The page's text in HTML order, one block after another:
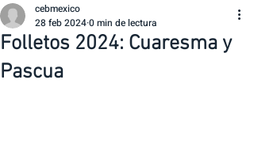
Folletos 2024: Cuaresma y
Pascua
cebmexico
28 feb 20240 min de lectura